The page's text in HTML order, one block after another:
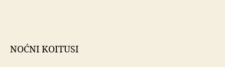
NOĆNI KOITUSI